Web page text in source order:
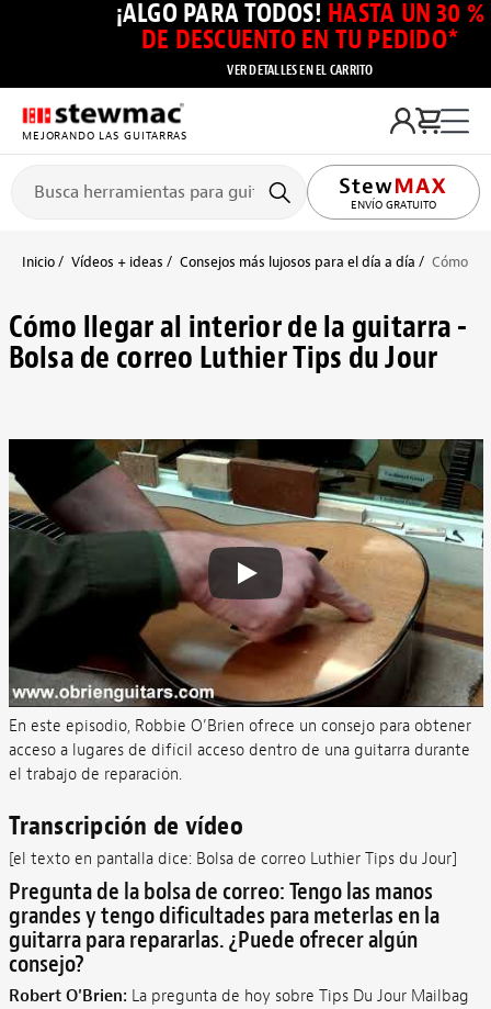
¡ALGO PARA TODOS! HASTA UN 30 %
DE DESCUENTO EN TU PEDIDO*
VER DETALLES EN EL CARRITO
MEJORANDO LAS GUITARRAS
ENVÍO GRATUITO
Inicio Vídeos + ideas Consejos más lujosos para el día a día Cómo
Cómo llegar al interior de la guitarra -
Bolsa de correo Luthier Tips du Jour
En este episodio, Robbie O’Brien ofrece un consejo para obtener
acceso a lugares de difícil acceso dentro de una guitarra durante
el trabajo de reparación.
Transcripción de vídeo
[el texto en pantalla dice: Bolsa de correo Luthier Tips du Jour]
Pregunta de la bolsa de correo: Tengo las manos
grandes y tengo dificultades para meterlas en la
guitarra para repararlas. ¿Puede ofrecer algún
consejo?
Robert O'Brien: La pregunta de hoy sobre Tips Du Jour Mailbag